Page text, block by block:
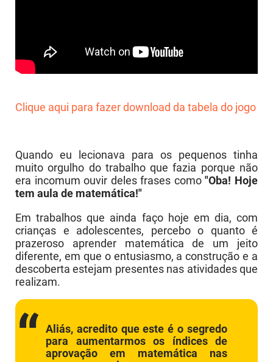
Clique aqui para fazer download da tabela do jogo
Quando eu lecionava para os pequenos tinha
muito orgulho do trabalho que fazia porque não
era incomum ouvir deles frases como"Oba! Hoje
tem aula de matemática!"
Em trabalhos que ainda faço hoje em dia, com
crianças e adolescentes, percebo o quanto é
prazeroso aprender matemática de um jeito
diferente, em que o entusiasmo, a construção e a
descoberta estejam presentes nas atividades que
realizam.
Aliás, acredito que este é o segredo
para aumentarmos os índices de
aprovação em matemática nas